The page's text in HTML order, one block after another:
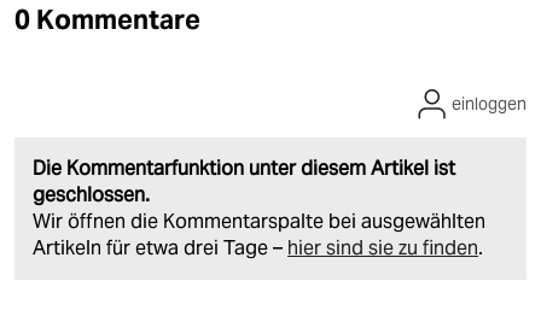
0 Kommentare
Die Kommentarfunktion unter diesem Artikel ist
geschlossen.
Wir öffnen die Kommentarspalte bei ausgewählten
Artikeln für etwa drei Tage – hier sind sie zu finden.
einloggen